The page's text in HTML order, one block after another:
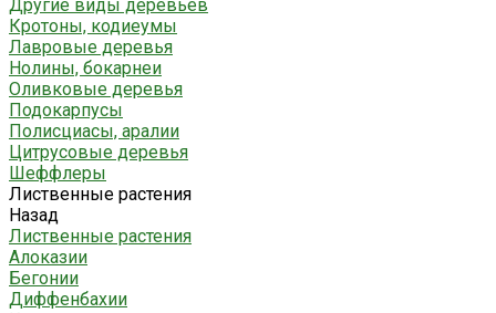
Другие виды деревьев
Кротоны, кодиеумы
Лавровые деревья
Нолины, бокарнеи
Оливковые деревья
Подокарпусы
Полисциасы, аралии
Цитрусовые деревья
Шеффлеры
Лиственные растения
Назад
Лиственные растения
Алоказии
Бегонии
Диффенбахии